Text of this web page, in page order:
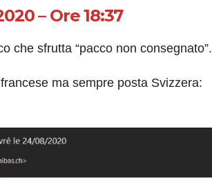
– Ore 18:37
che sfrutta “pacco non consegnato”.
ma sempre posta Svizzera: